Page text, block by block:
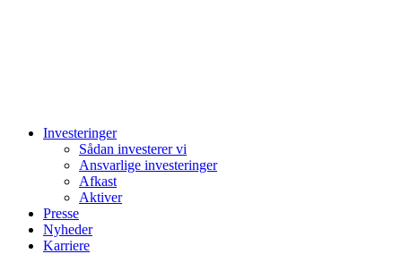
Investeringer
Sådan investerer vi
Ansvarlige investeringer
Afkast
Aktiver
Presse
Nyheder
Karriere